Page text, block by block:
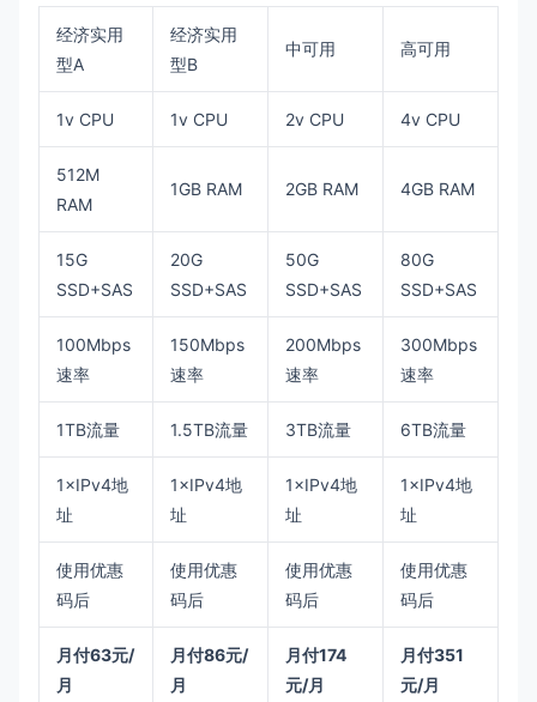
经济实用
型A
经济实用
型B
中可用 高可用
1v CPU 1v CPU 2v CPU 4v CPU
512M
RAM
1GB RAM 2GB RAM 4GB RAM
15G
SSD+SAS
20G
SSD+SAS
50G
SSD+SAS
80G
SSD+SAS
100Mbps
速率
150Mbps
速率
200Mbps
速率
300Mbps
速率
1TB流量 1.5TB流量 3TB流量 6TB流量
1×IPv4地
址
1×IPv4地
址
1×IPv4地
址
1×IPv4地
址
使用优惠
码后
使用优惠
码后
使用优惠
码后
使用优惠
码后
月付63元/
月
月付86元/
月
月付174
元/月
月付351
元/月